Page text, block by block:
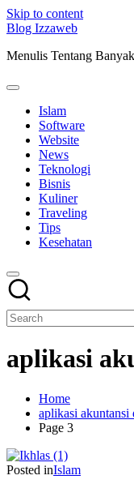
Skip to content
Blog Izzaweb
Menulis Tentang
Islam
Software
Website
News
Teknologi
Bisnis
Kuliner
Traveling
Tips
Kesehatan
aplikasi
Home
aplikasi akuntansi
Page 3
Posted inIslam